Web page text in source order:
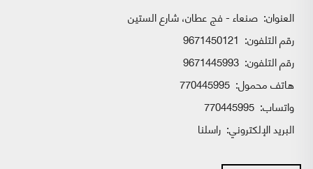
العنوان: صنعاء - فج عطان، شارع الستين
رقم التلفون: 9671450121
رقم التلفون: 9671445993
هاتف محمول: 770445995
واتساب:
البريد الإلكتروني: راسلنا